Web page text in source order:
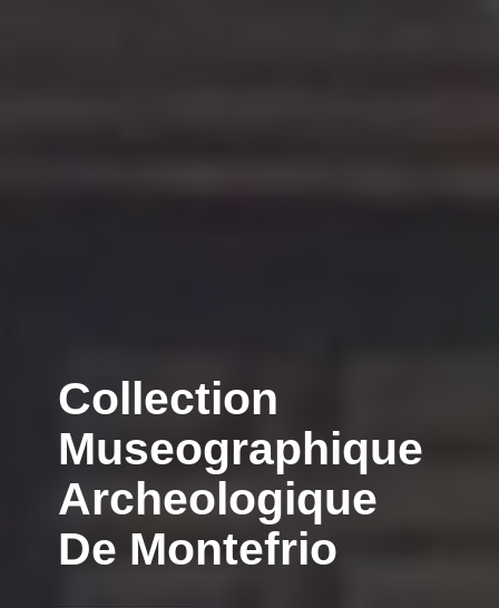
Collection
Museographique
Archeologique
De Montefrio